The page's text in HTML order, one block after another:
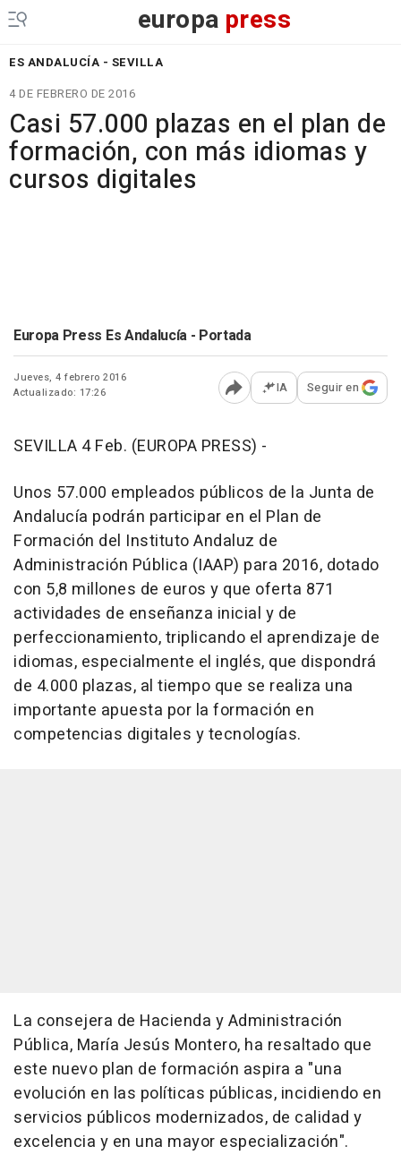
europa press
ES ANDALUCÍA - SEVILLA
4 DE FEBRERO DE 2016
Casi 57.000 plazas en el plan de
formación, con más idiomas y
cursos digitales
Europa Press Es Andalucía - Portada
Jueves, 4 febrero 2016
Actualizado: 17:26
Abrir opciones para
IA Seguir en
SEVILLA 4 Feb. (EUROPA PRESS) -
Unos 57.000 empleados públicos de la Junta de
Andalucía podrán participar en el Plan de
Formación del Instituto Andaluz de
Administración Pública (IAAP) para 2016, dotado
con 5,8 millones de euros y que oferta 871
actividades de enseñanza inicial y de
perfeccionamiento, triplicando el aprendizaje de
idiomas, especialmente el inglés, que dispondrá
de 4.000 plazas, al tiempo que se realiza una
importante apuesta por la formación en
competencias digitales y tecnologías.
La consejera de Hacienda y Administración
Pública, María Jesús Montero, ha resaltado que
este nuevo plan de formación aspira a "una
evolución en las políticas públicas, incidiendo en
servicios públicos modernizados, de calidad y
excelencia y en una mayor especialización".